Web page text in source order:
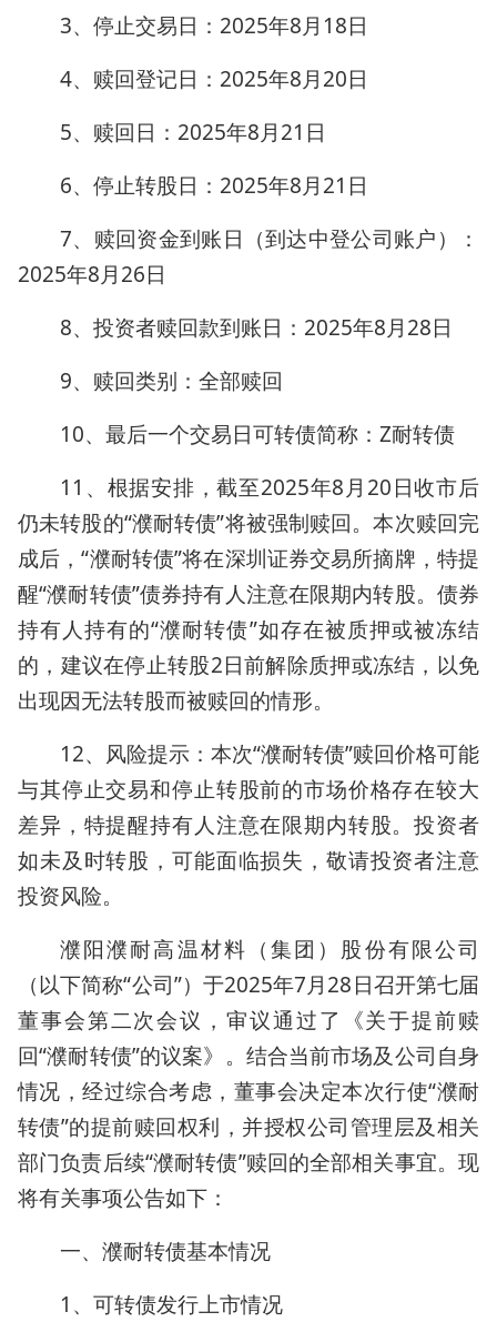
3、停止交易日：2025年8月18日
4、赎回登记日：2025年8月20日
5、赎回日：2025年8月21日
6、停止转股日：2025年8月21日
7、赎回资金到账日（到达中登公司账户）：
2025年8月26日
8、投资者赎回款到账日：2025年8月28日
9、赎回类别：全部赎回
10、最后一个交易日可转债简称：Z耐转债
11、根据安排，截至2025年8月20日收市后
仍未转股的“濮耐转债”将被强制赎回。本次赎回完
成后，“濮耐转债”将在深圳证券交易所摘牌，特提
醒“濮耐转债”债券持有人注意在限期内转股。债券
持有人持有的“濮耐转债”如存在被质押或被冻结
的，建议在停止转股2日前解除质押或冻结，以免
出现因无法转股而被赎回的情形。
12、风险提示：本次“濮耐转债”赎回价格可能
与其停止交易和停止转股前的市场价格存在较大
差异，特提醒持有人注意在限期内转股。投资者
如未及时转股，可能面临损失，敬请投资者注意
投资风险。
濮阳濮耐高温材料（集团）股份有限公司
（以下简称“公司”）于2025年7月28日召开第七届
董事会第二次会议，审议通过了《关于提前赎
回“濮耐转债”的议案》。结合当前市场及公司自身
情况，经过综合考虑，董事会决定本次行使“濮耐
转债”的提前赎回权利，并授权公司管理层及相关
部门负责后续“濮耐转债”赎回的全部相关事宜。现
将有关事项公告如下：
一、濮耐转债基本情况
1、可转债发行上市情况